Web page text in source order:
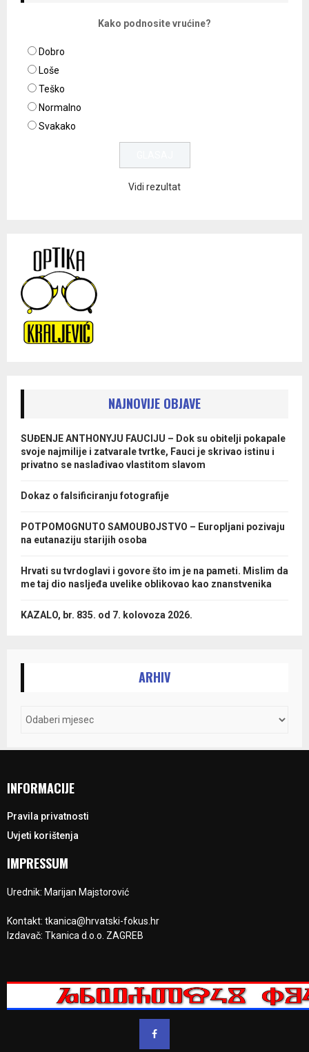
Kako podnosite vrućine?
Dobro
Loše
Teško
Normalno
Svakako
Vidi rezultat
NAJNOVIJE OBJAVE
SUĐENJE ANTHONYJU FAUCIJU – Dok su obitelji pokapale
svoje najmilije i zatvarale tvrtke, Fauci je skrivao istinu i
privatno se naslađivao vlastitom slavom
Dokaz o falsificiranju fotografije
POTPOMOGNUTO SAMOUBOJSTVO – Europljani pozivaju
na eutanaziju starijih osoba
Hrvati su tvrdoglavi i govore što im je na pameti. Mislim da
me taj dio nasljeđa uvelike oblikovao kao znanstvenika
KAZALO, br. 835. od 7. kolovoza 2026.
ARHIV
INFORMACIJE
Pravila privatnosti
Uvjeti korištenja
IMPRESSUM
Urednik: Marijan Majstorović
Kontakt: tkanica@hrvatski-fokus.hr
Izdavač: Tkanica d.o.o. ZAGREB